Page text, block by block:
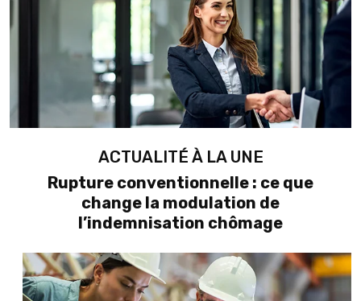
ACTUALITÉ À LA UNE
Rupture conventionnelle : ce que
change la modulation de
l’indemnisation chômage